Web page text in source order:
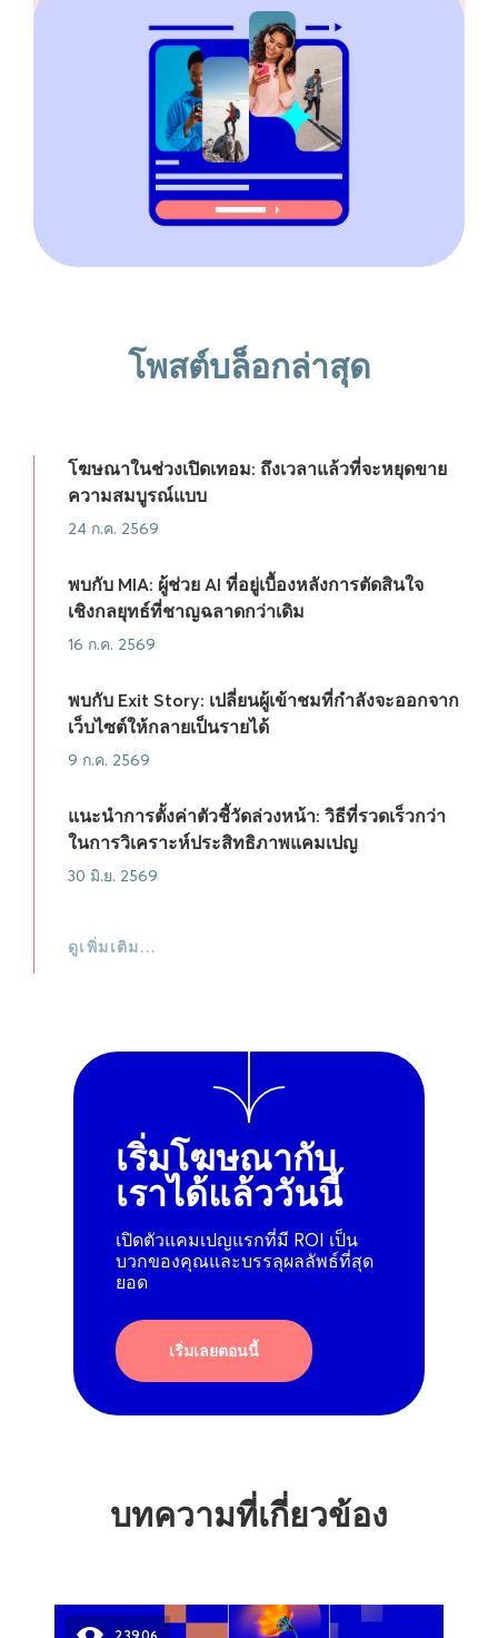
โพสต์บล็อกล่าสุด
โฆษณาในช่วงเปิดเทอม: ถึงเวลาแล้วที่จะหยุดขาย
ความสมบูรณ์แบบ
24 ก.ค. 2569
พบกับ MIA: ผู้ช่วย AI ที่อยู่เบื้องหลังการตัดสินใจ
เชิงกลยุทธ์ที่ชาญฉลาดกว่าเดิม
16 ก.ค. 2569
พบกับ Exit Story: เปลี่ยนผู้เข้าชมที่กำลังจะออกจาก
เว็บไซต์ให้กลายเป็นรายได้
9 ก.ค. 2569
แนะนำการตั้งค่าตัวชี้วัดล่วงหน้า: วิธีที่รวดเร็วกว่า
ในการวิเคราะห์ประสิทธิภาพแคมเปญ
30 มิ.ย. 2569
ดูเพิ่มเติม…
เริ่มโฆษณากับ
เราได้แล้ววันนี้
เปิดตัวแคมเปญแรกที่มี ROI เป็น
บวกของคุณและบรรลุผลลัพธ์ที่สุด
ยอด
เริ่มเลยตอนนี้
บทความที่เกี่ยวข้อง